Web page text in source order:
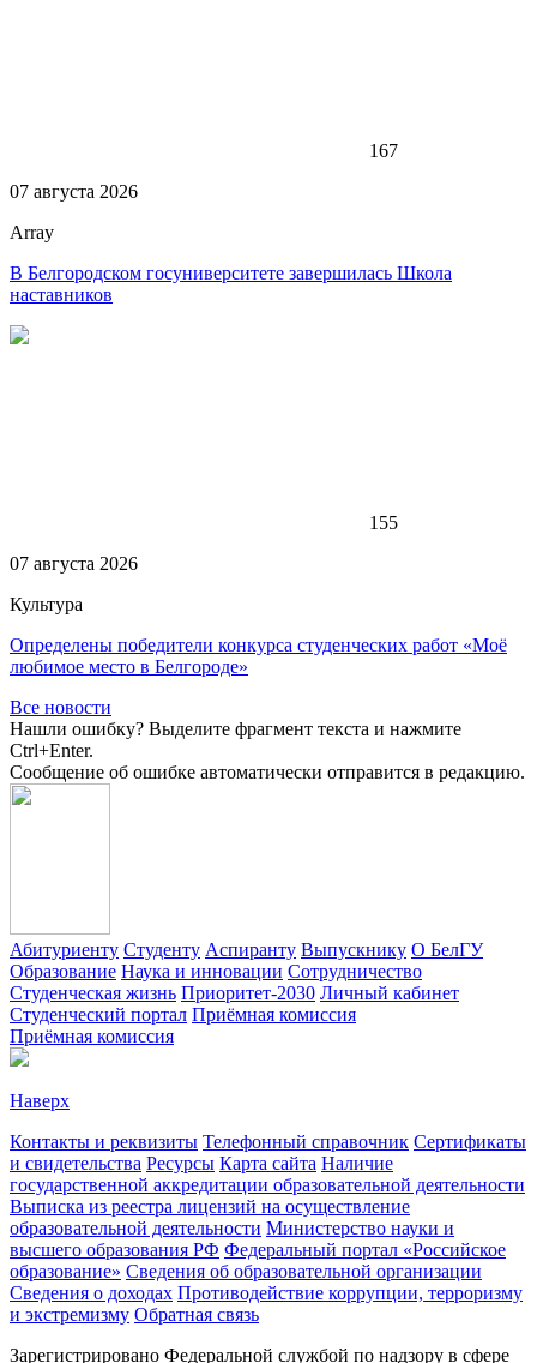
167
07 августа 2026
Array
В Белгородском госуниверситете завершилась Школа
наставников
155
07 августа 2026
Культура
Определены победители конкурса студенческих работ «Моё
любимое место в Белгороде»
Все новости
Нашли ошибку? Выделите фрагмент текста и нажмите
Ctrl+Enter.
Сообщение об ошибке автоматически отправится в редакцию.
Абитуриенту Студенту Аспиранту Выпускнику О БелГУ
Образование Наука и инновации Сотрудничество
Студенческая жизнь Приоритет-2030 Личный кабинет
Студенческий портал Приёмная комиссия
Приёмная комиссия
Наверх
Контакты и реквизиты Телефонный справочник Сертификаты
и свидетельства Ресурсы Карта сайта Наличие
государственной аккредитации образовательной деятельности
Выписка из реестра лицензий на осуществление
образовательной деятельности Министерствo науки и
высшего образования РФ Федеральный портал «Российское
образование» Сведения об образовательной организации
Сведения о доходах Противодействие коррупции, терроризму
и экстремизму Обратная связь
Зарегистрировано Федеральной службой по надзору в сфере